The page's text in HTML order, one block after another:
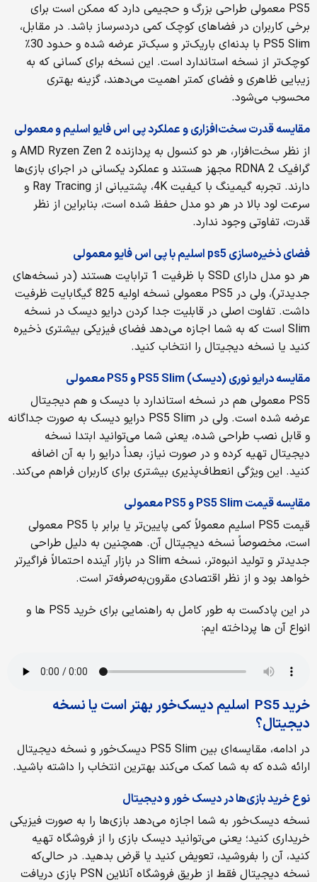
PS5 معمولی طراحی بزرگ و حجیمی دارد که ممکن است برای
برخی کاربران در فضاهای کوچک کمی دردسرساز باشد. در مقابل،
PS5 Slim با بدنه‌ای باریک‌تر و سبک‌تر عرضه شده و حدود 30٪
کوچک‌تر از نسخه استاندارد است. این نسخه برای کسانی که به
زیبایی ظاهری و فضای کمتر اهمیت می‌دهند، گزینه بهتری
محسوب می‌شود.
مقایسه قدرت سخت‌افزاری و عملکرد پی اس فایو اسلیم و معمولی
از نظر سخت‌افزار، هر دو کنسول به پردازنده‌ AMD Ryzen Zen 2 و
گرافیک RDNA 2 مجهز هستند و عملکرد یکسانی در اجرای بازی‌ها
دارند. تجربه گیمینگ با کیفیت 4K، پشتیبانی از Ray Tracing و
سرعت لود بالا در هر دو مدل حفظ شده است، بنابراین از نظر
قدرت، تفاوتی وجود ندارد.
فضای ذخیره‌سازی ps5 اسليم با پی اس فایو معمولی
هر دو مدل دارای SSD با ظرفیت 1 ترابایت هستند (در نسخه‌های
جدیدتر)، ولی در PS5 معمولی نسخه اولیه 825 گیگابایت ظرفیت
داشت. تفاوت اصلی در قابلیت جدا کردن درایو دیسک در نسخه
Slim است که به شما اجازه می‌دهد فضای فیزیکی بیشتری ذخیره
کنید یا نسخه دیجیتال را انتخاب کنید.
مقایسه درایو نوری (دیسک)PS5 Slim و PS5 معمولی
PS5 معمولی هم در نسخه استاندارد با دیسک و هم دیجیتال
عرضه شده است. ولی در PS5 Slim درایو دیسک به صورت جداگانه
و قابل نصب طراحی شده، یعنی شما می‌توانید ابتدا نسخه
دیجیتال تهیه کرده و در صورت نیاز، بعداً درایو را به آن اضافه
کنید. این ویژگی انعطاف‌پذیری بیشتری برای کاربران فراهم می‌کند.
مقایسه قیمتPS5 Slim و PS5 معمولی
قیمت PS5 اسلیم معمولاً کمی پایین‌تر یا برابر با PS5 معمولی
است، مخصوصاً نسخه دیجیتال آن. همچنین به دلیل طراحی
جدیدتر و تولید انبوه‌تر، نسخه Slim در بازار آینده احتمالاً فراگیرتر
خواهد بود و از نظر اقتصادی مقرون‌به‌صرفه‌تر است.
در این پادکست به طور کامل به راهنمایی برای خرید PS5 ها و
انواع آن ها پرداخته ایم:
خرید PS5 اسلیم دیسک‌خور بهتر است یا نسخه
دیجیتال؟
در ادامه، مقایسه‌ای بین PS5 Slim دیسک‌خور و نسخه دیجیتال
ارائه شده که به شما کمک می‌کند بهترین انتخاب را داشته باشید.
نوع خرید بازی‌ها در دیسک خور و دیجیتال
نسخه دیسک‌خور به شما اجازه می‌دهد بازی‌ها را به صورت فیزیکی
خریداری کنید؛ یعنی می‌توانید دیسک بازی را از فروشگاه تهیه
کنید، آن را بفروشید، تعویض کنید یا قرض بدهید. در حالی‌که
نسخه دیجیتال فقط از طریق فروشگاه آنلاین PSN بازی دریافت